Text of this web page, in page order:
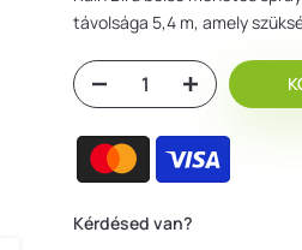
távolsága 5,4 m, amely
Kérdésed van?